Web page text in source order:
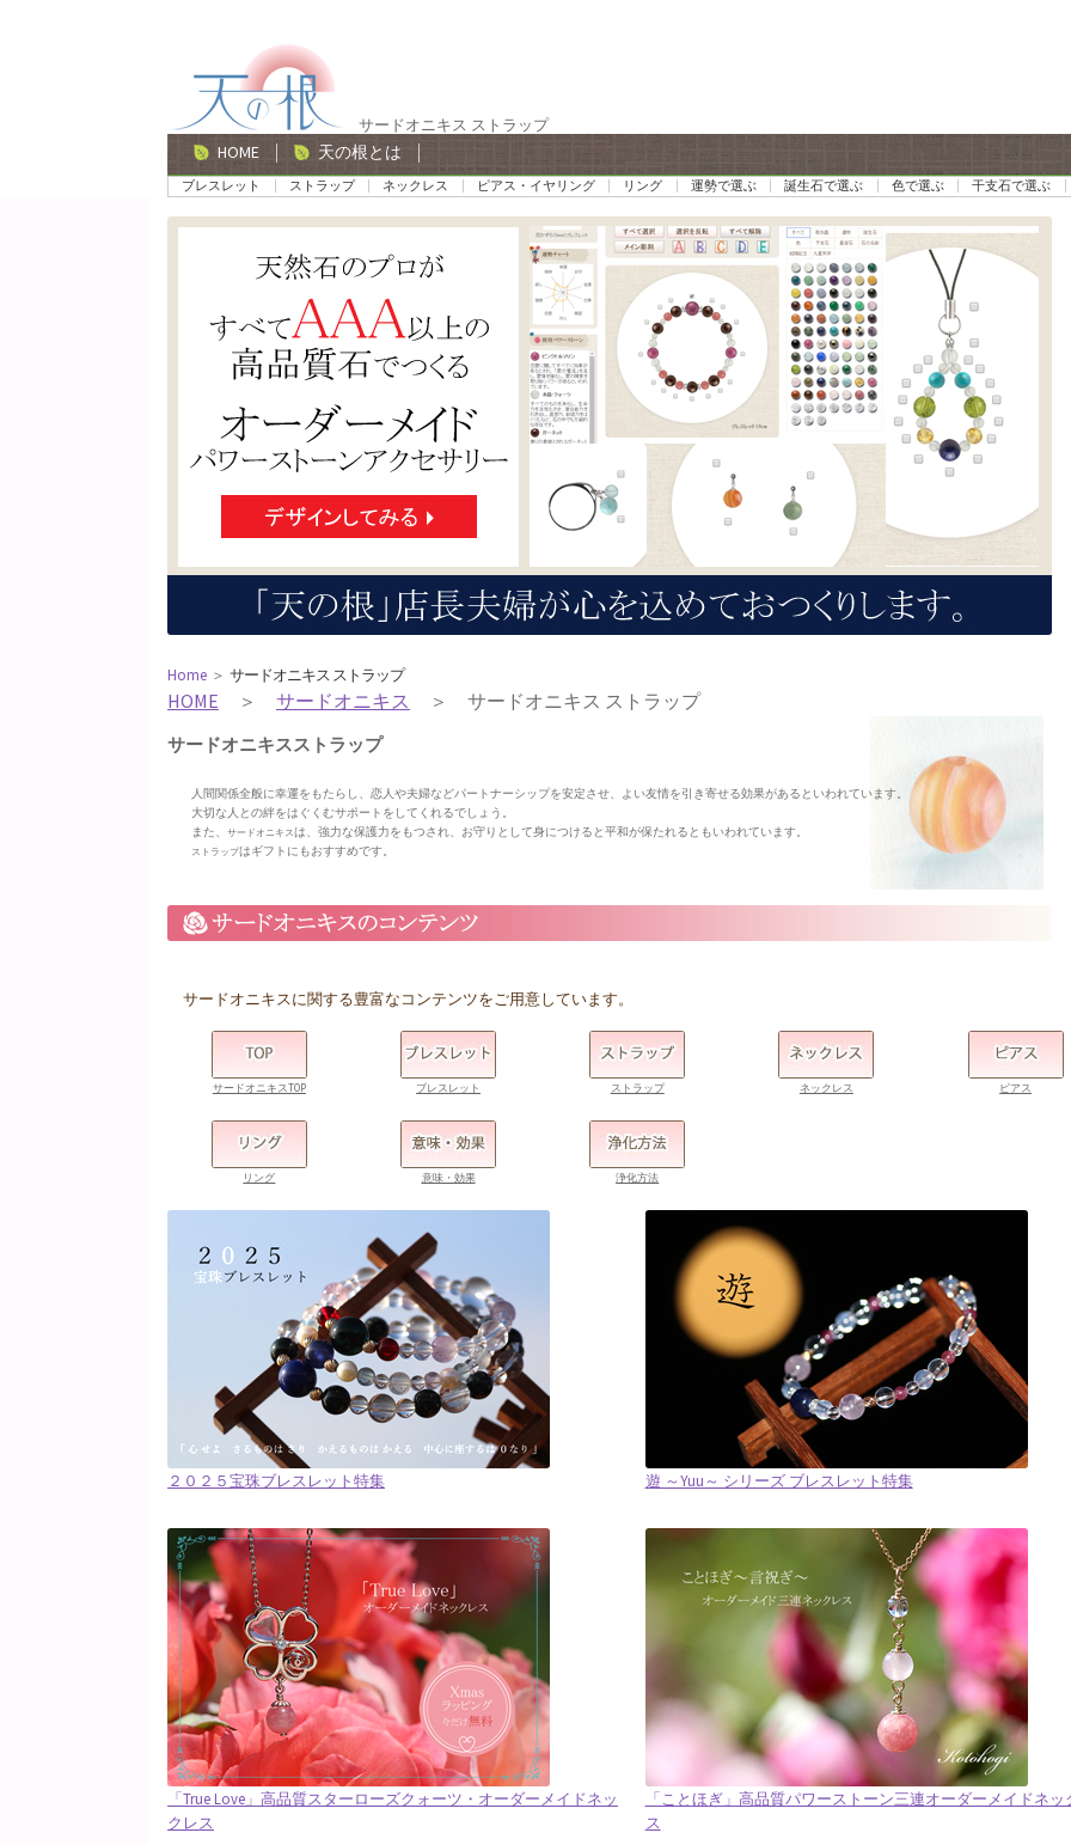
ー
シ
ョ
ン
ン
ツ
へ
ス
サードオニキス ストラップ
HOME 天の根とは
ブレスレット ストラップ ネックレス ピアス・イヤリング リング 運勢で選ぶ 誕生石で選ぶ 色で選ぶ 干支石で選ぶ
Home ＞サードオニキス ストラップ
HOME ＞サードオニキス ＞ サードオニキス ストラップ
サードオニキスストラップ
人間関係全般に幸運をもたらし、恋人や夫婦などパートナーシップを安定させ、よい友情を引き寄せる効果があるといわれています。
大切な人との絆をはぐくむサポートをしてくれるでしょう。
また、サードオニキスは、強力な保護力をもつされ、お守りとして身につけると平和が保たれるともいわれています。
ストラップはギフトにもおすすめです。
サードオニキスに関する豊富なコンテンツをご用意しています。
サードオニキスTOP ブレスレット ストラップ ネックレス ピアス
リング 意味・効果 浄化方法
２０２５宝珠ブレスレット特集 遊 ～Yuu～ シリーズ ブレスレット特集
「True Love」高品質スターローズクォーツ・オーダーメイドネッ
クレス
「ことほぎ」高品質パワーストーン三連オーダーメイドネッ
ス